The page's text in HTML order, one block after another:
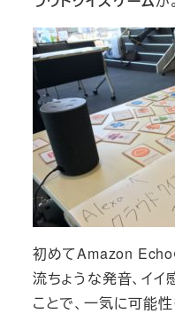
初めてAmazon Echo
流ちょうな発音、イ
ことで、一気に可能